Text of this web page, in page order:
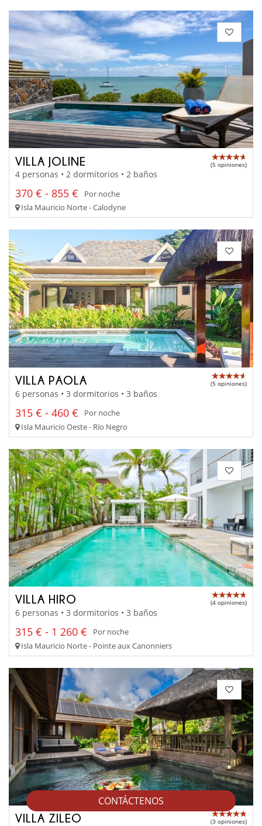
CONTÁCTENOS
VILLA JOLINE (5 opiniones)
4 personas • 2 dormitorios • 2 baños
370 € - 855 €
Por noche
Isla Mauricio Norte - Calodyne
VILLA PAOLA (5 opiniones)
6 personas • 3 dormitorios • 3 baños
315 € - 460 €
Por noche
Isla Mauricio Oeste - Río Negro
VILLA HIRO (4 opiniones)
6 personas • 3 dormitorios • 3 baños
315 € - 1 260 €
Por noche
Isla Mauricio Norte - Pointe aux Canonniers
VILLA ZILEO (3 opiniones)